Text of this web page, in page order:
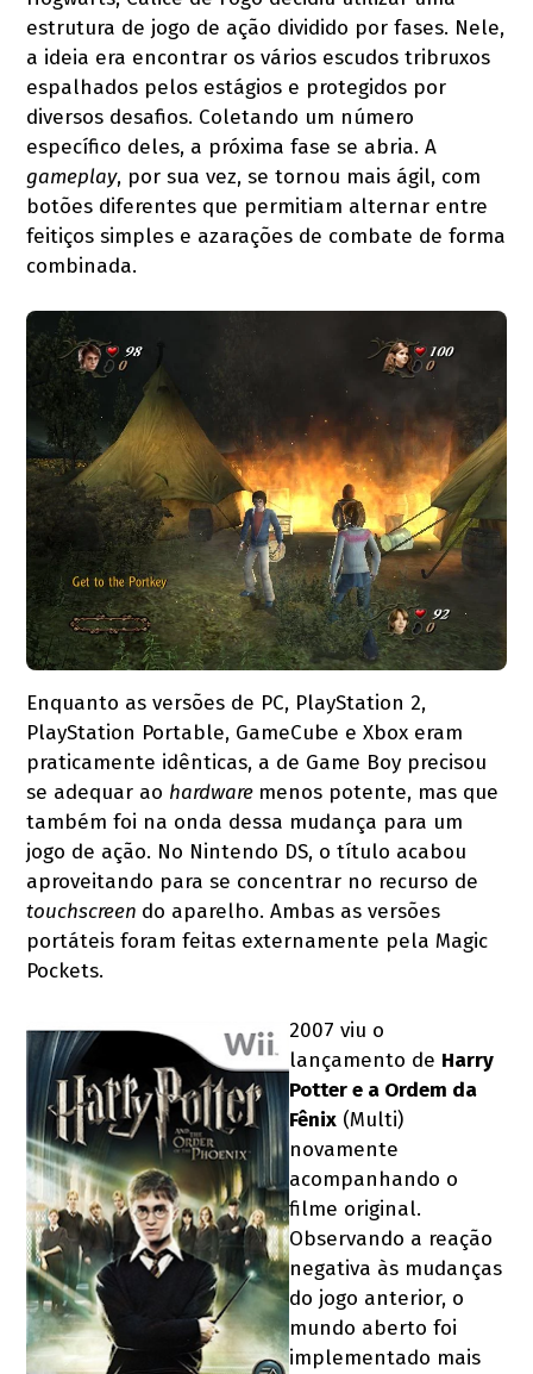
estrutura de jogo de ação dividido por fases. Nele,
a ideia era encontrar os vários escudos tribruxos
espalhados pelos estágios e protegidos por
diversos desafios. Coletando um número
específico deles, a próxima fase se abria. A
gameplay, por sua vez, se tornou mais ágil, com
botões diferentes que permitiam alternar entre
feitiços simples e azarações de combate de forma
combinada.
Enquanto as versões de PC, PlayStation 2,
PlayStation Portable, GameCube e Xbox eram
praticamente idênticas, a de Game Boy precisou
se adequar ao hardware menos potente, mas que
também foi na onda dessa mudança para um
jogo de ação. No Nintendo DS, o título acabou
aproveitando para se concentrar no recurso de
touchscreen do aparelho. Ambas as versões
portáteis foram feitas externamente pela Magic
Pockets.
2007 viu o
lançamento de Harry
Potter e a Ordem da
Fênix (Multi)
novamente
acompanhando o
filme original.
Observando a reação
negativa às mudanças
do jogo anterior, o
mundo aberto foi
implementado mais